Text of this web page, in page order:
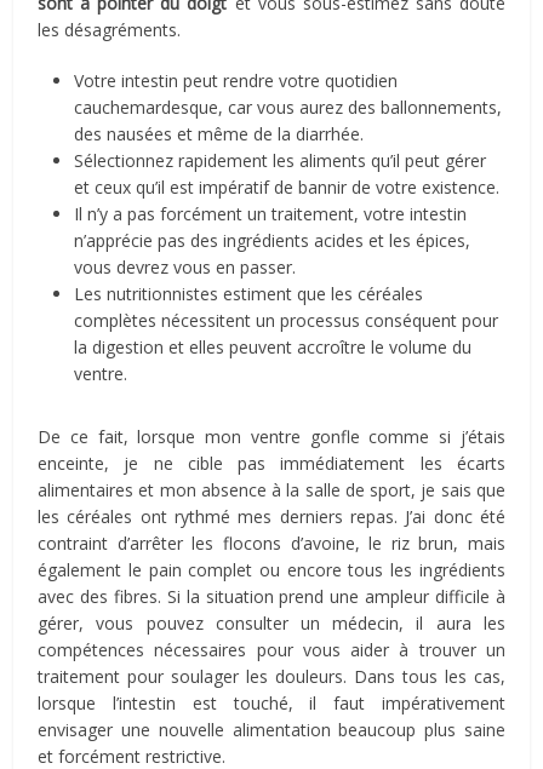
les désagréments.
Votre intestin peut rendre votre quotidien
cauchemardesque, car vous aurez des ballonnements,
des nausées et même de la diarrhée.
Sélectionnez rapidement les aliments qu’il peut gérer
et ceux qu’il est impératif de bannir de votre existence.
Il n’y a pas forcément un traitement, votre intestin
n’apprécie pas des ingrédients acides et les épices,
vous devrez vous en passer.
Les nutritionnistes estiment que les céréales
complètes nécessitent un processus conséquent pour
la digestion et elles peuvent accroître le volume du
ventre.
De ce fait, lorsque mon ventre gonfle comme si j’étais
enceinte, je ne cible pas immédiatement les écarts
alimentaires et mon absence à la salle de sport, je sais que
les céréales ont rythmé mes derniers repas. J’ai donc été
contraint d’arrêter les flocons d’avoine, le riz brun, mais
également le pain complet ou encore tous les ingrédients
avec des fibres. Si la situation prend une ampleur difficile à
gérer, vous pouvez consulter un médecin, il aura les
compétences nécessaires pour vous aider à trouver un
traitement pour soulager les douleurs. Dans tous les cas,
lorsque l’intestin est touché, il faut impérativement
envisager une nouvelle alimentation beaucoup plus saine
et forcément restrictive.